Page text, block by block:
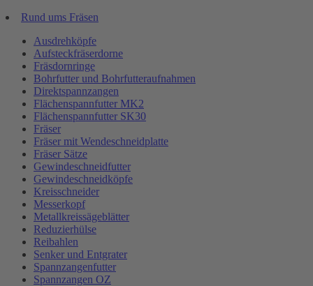
Rund ums Fräsen
Ausdrehköpfe
Aufsteckfräserdorne
Fräsdornringe
Bohrfutter und Bohrfutteraufnahmen
Direktspannzangen
Flächenspannfutter MK2
Flächenspannfutter SK30
Fräser
Fräser mit Wendeschneidplatte
Fräser Sätze
Gewindeschneidfutter
Gewindeschneidköpfe
Kreisschneider
Messerkopf
Metallkreissägeblätter
Reduzierhülse
Reibahlen
Senker und Entgrater
Spannzangenfutter
Spannzangen OZ